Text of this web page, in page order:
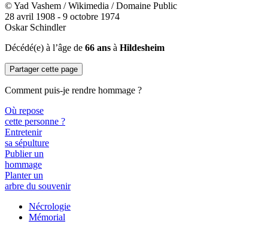
© Yad Vashem / Wikimedia / Domaine Public
28 avril 1908 - 9 octobre 1974
Oskar Schindler
Décédé(e) à l’âge de 66 ans à Hildesheim
Partager cette page
Comment puis-je rendre hommage ?
Où repose
cette personne ?
Entretenir
sa sépulture
Publier un
hommage
Planter un
arbre du souvenir
Nécrologie
Mémorial